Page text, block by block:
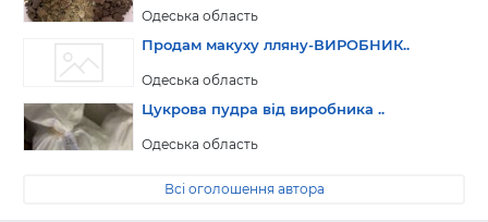
Одеська область
Продам макуху лляну-ВИРОБНИК..
Одеська область
Цукрова пудра від виробника ..
Одеська область
Всі оголошення автора